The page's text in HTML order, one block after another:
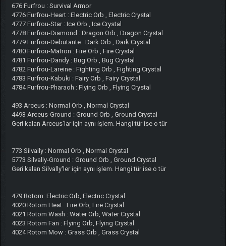
676 Furfrou : Survival Armor
4776 Furfrou-Heart : Electric Orb , Electric Crystal
4777 Furfrou-Star : Ice Orb , Ice Crystal
4778 Furfrou-Diamond : Dragon Orb , Dragon Crystal
4779 Furfrou-Debutante : Dark Orb , Dark Crystal
4780 Furfrou-Matron : Fire Orb , Fire Crystal
4781 Furfrou-Dandy : Bug Orb , Bug Crystal
4782 Furfrou-Lareine : Fighting Orb , Fighting Crystal
4783 Furfrou-Kabuki : Fairy Orb , Fairy Crystal
4784 Furfrou-Pharaoh : Flying Orb , Flying Crystal
493 Arceus : Normal Orb , Normal Crystal
4493 Arceus-Ground : Ground Orb , Ground Crystal
Geri kalan Arceus'lar için aynı işlem. Hangi tür ise o tür
773 Silvally : Normal Orb , Normal Crystal
5773 Silvally-Ground : Ground Orb , Ground Crystal
Geri kalan Silvally'ler için aynı işlem. Hangi tür ise o tür
479 Rotom: Electric Orb, Electric Crystal
4020 Rotom Heat : Fire Orb, Fire Crystal
4021 Rotom Wash : Water Orb, Water Crystal
4023 Rotom Fan : Flying Orb, Flying Crystal
4024 Rotom Mow : Grass Orb , Grass Crystal